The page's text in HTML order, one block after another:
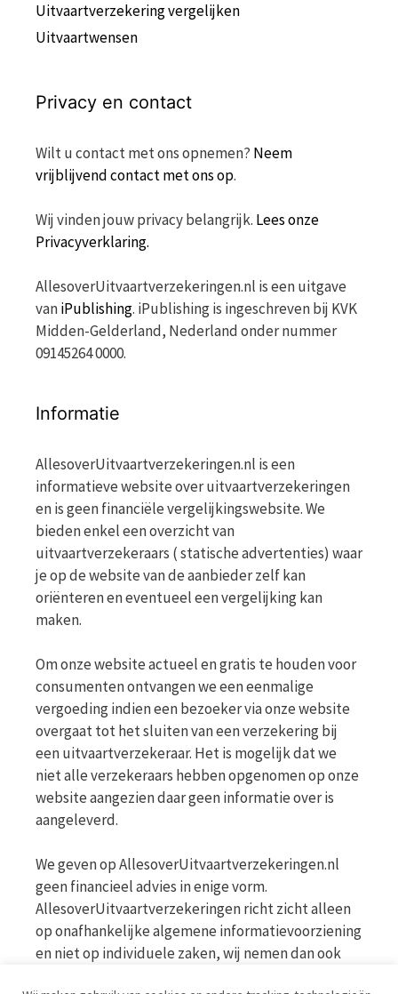
Uitvaartverzekering vergelijken
Uitvaartwensen
Privacy en contact
Wilt u contact met ons opnemen? Neem
vrijblijvend contact met ons op.
Wij vinden jouw privacy belangrijk. Lees onze
Privacyverklaring.
AllesoverUitvaartverzekeringen.nl is een uitgave
vaniPublishing. iPublishing is ingeschreven bij KVK
Midden-Gelderland, Nederland onder nummer
09145264 0000.
Informatie
AllesoverUitvaartverzekeringen.nl is een
informatieve website over uitvaartverzekeringen
en is geen financiële vergelijkingswebsite. We
bieden enkel een overzicht van
uitvaartverzekeraars ( statische advertenties) waar
je op de website van de aanbieder zelf kan
oriënteren en eventueel een vergelijking kan
maken.
Om onze website actueel en gratis te houden voor
consumenten ontvangen we een eenmalige
vergoeding indien een bezoeker via onze website
overgaat tot het sluiten van een verzekering bij
een uitvaartverzekeraar. Het is mogelijk dat we
niet alle verzekeraars hebben opgenomen op onze
website aangezien daar geen informatie over is
aangeleverd.
We geven op AllesoverUitvaartverzekeringen.nl
geen financieel advies in enige vorm.
AllesoverUitvaartverzekeringen richt zicht alleen
op onafhankelijke algemene informatievoorziening
en niet op individuele zaken, wij nemen dan ook